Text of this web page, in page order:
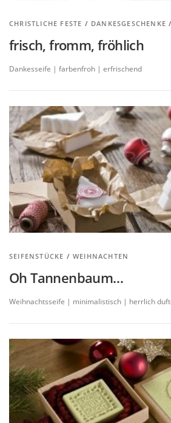
CHRISTLICHE FESTE / DANKESGESCHENKE /
frisch, fromm, fröhlich
Dankesseife | farbenfroh | erfrischend
SEIFENSTÜCKE /WEIHNACHTEN
Oh Tannenbaum…
Weihnachtsseife | minimalistisch | herrlich